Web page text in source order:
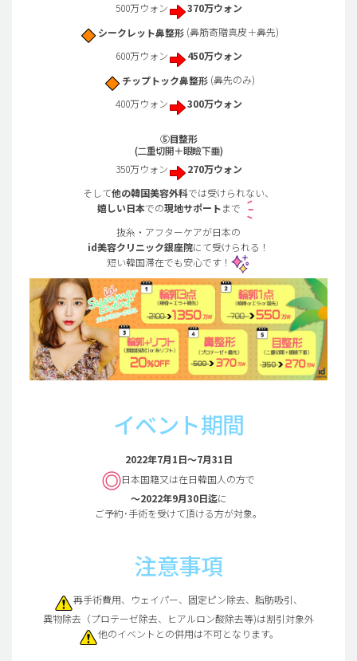
500万ウォン
370万ウォン
シークレット鼻整形(鼻筋寄贈真皮＋鼻先)
600万ウォン
450万ウォン
チップトック鼻整形(鼻先のみ)
400万ウォン
300万ウォン
⑤目整形
(二重切開＋眼瞼下垂)
350万ウォン
270万ウォン
そして他の韓国美容外科では受けられない、
嬉しい日本での現地サポートまで
抜糸・アフターケアが日本の
id美容クリニック銀座院にて受けられる！
短い韓国滞在でも安心です！
イベント期間
2022年7月1日～7月31日
日本国籍又は在日韓国人の方で
～2022年9月30日迄に
ご予約･手術を受けて頂ける方が対象。
注意事項
再手術費用、ウェイパー、固定ピン除去、脂肪吸引、
異物除去（プロテーゼ除去、ヒアルロン酸除去等)は割引対象外
他のイベントとの併用は不可となります。